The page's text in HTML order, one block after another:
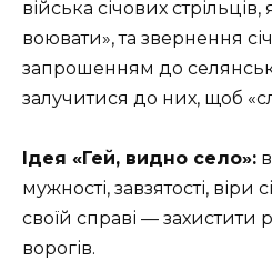
війська січових
воювати», та звернення
запрошенням до
залучитися до них, щоб
Ідея «Гей, видно село»:
мужності, завзятості, віри
своїй справі — захистити
ворогів.